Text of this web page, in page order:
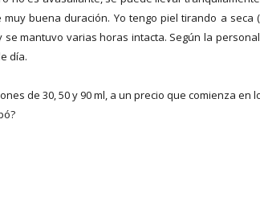
buena duración. Yo tengo piel tirando a
se mantuvo varias horas intacta. Según la
día.
de 30, 50 y 90 ml, a un precio que comienza en